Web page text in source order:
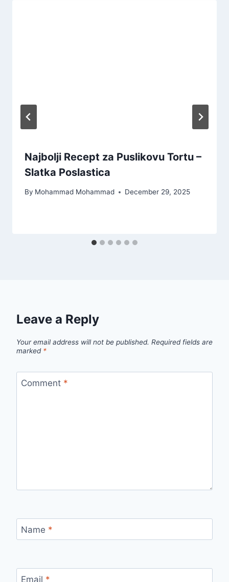
Najbolji Recept za Puslikovu Tortu –
Slatka Poslastica
By Mohammad Mohammad December 29, 2025
Leave a Reply
Your email address will not be published. Required fields are
marked *
Comment *
Name *
Email *